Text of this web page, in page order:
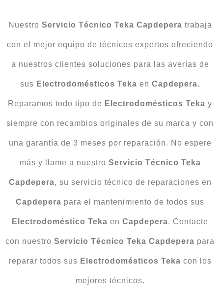
Nuestro Servicio Técnico Teka Capdepera trabaja
con el mejor equipo de técnicos expertos ofreciendo
a nuestros clientes soluciones para las averías de
sus Electrodomésticos Teka en Capdepera.
Reparamos todo tipo de Electrodomésticos Teka y
siempre con recambios originales de su marca y con
una garantía de 3 meses por reparación. No espere
más y llame a nuestro Servicio Técnico Teka
Capdepera, su servicio técnico de reparaciones en
Capdepera para el mantenimiento de todos sus
Electrodoméstico Teka en Capdepera. Contacte
con nuestro Servicio Técnico Teka Capdepera para
reparar todos sus Electrodomésticos Teka con los
mejores técnicos.